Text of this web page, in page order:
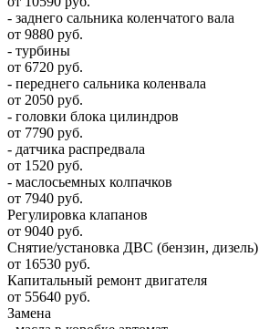
- заднего сальника коленчатого вала
от 9880 руб.
- турбины
от 6720 руб.
- переднего сальника коленвала
от 2050 руб.
- головки блока цилиндров
от 7790 руб.
- датчика распредвала
от 1520 руб.
- маслосьемных колпачков
от 7940 руб.
Регулировка клапанов
от 9040 руб.
Снятие/установка ДВС (бензин, дизель)
от 16530 руб.
Капитальный ремонт двигателя
от 55640 руб.
Замена